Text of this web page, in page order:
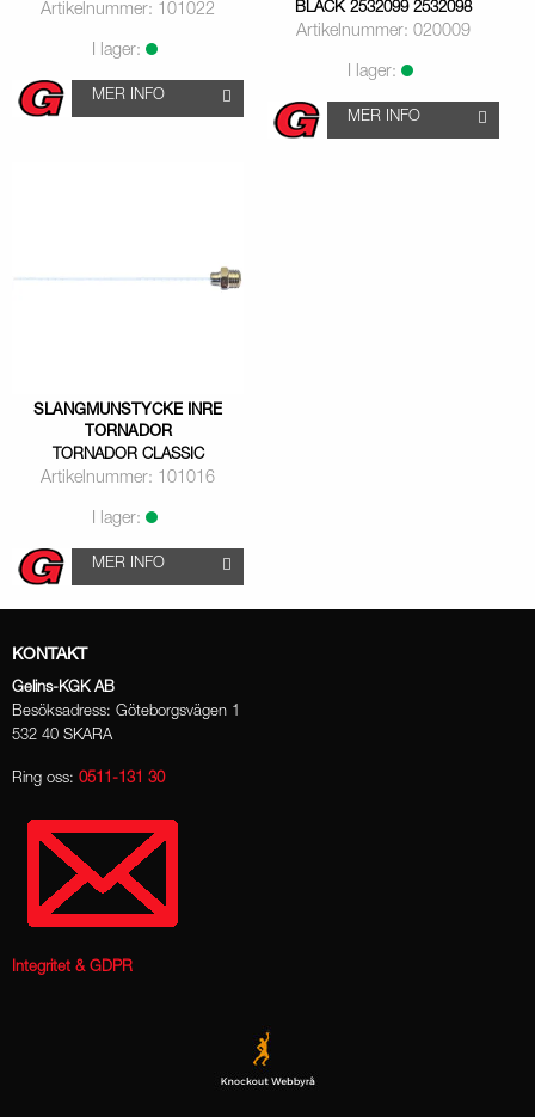
Artikelnummer: 101022
I lager:
MER INFO
BLACK 2532099 2532098
Artikelnummer: 020009
I lager:
MER INFO
SLANGMUNSTYCKE INRE
TORNADOR
TORNADOR CLASSIC
Artikelnummer: 101016
I lager:
MER INFO
KONTAKT
Gelins-KGK AB
Besöksadress: Göteborgsvägen 1
532 40 SKARA
Ring oss: 0511-131 30
Integritet & GDPR